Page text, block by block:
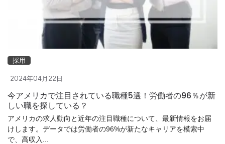
採用
2024年04月22日
今アメリカで注目されている職種5選！労働者の96％が新
しい職を探している？
アメリカの求人動向と近年の注目職種について、最新情報をお届
けします。データでは労働者の96%が新たなキャリアを模索中
で、高収入...